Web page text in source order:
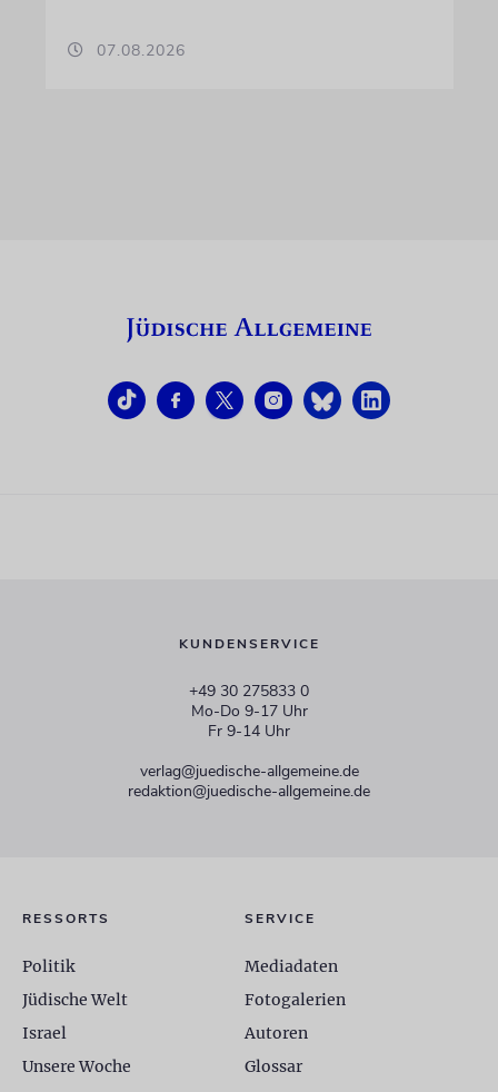
07.08.2026
KUNDENSERVICE
+49 30 275833 0
Mo-Do 9-17 Uhr
Fr 9-14 Uhr
verlag@juedische-allgemeine.de
redaktion@juedische-allgemeine.de
RESSORTS
Politik
Jüdische Welt
Israel
Unsere Woche
SERVICE
Mediadaten
Fotogalerien
Autoren
Glossar